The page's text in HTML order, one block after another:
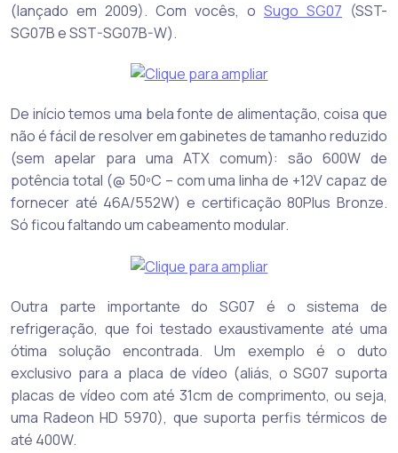
(lançado em 2009). Com vocês, o Sugo SG07 (SST-
SG07B e SST-SG07B-W).
De início temos uma bela fonte de alimentação, coisa que
não é fácil de resolver em gabinetes de tamanho reduzido
(sem apelar para uma ATX comum): são 600W de
potência total (@ 50ºC – com uma linha de +12V capaz de
fornecer até 46A/552W) e certificação 80Plus Bronze.
Só ficou faltando um cabeamento modular.
Outra parte importante do SG07 é o sistema de
refrigeração, que foi testado exaustivamente até uma
ótima solução encontrada. Um exemplo é o duto
exclusivo para a placa de vídeo (aliás, o SG07 suporta
placas de vídeo com até 31cm de comprimento, ou seja,
uma Radeon HD 5970), que suporta perfis térmicos de
até 400W.